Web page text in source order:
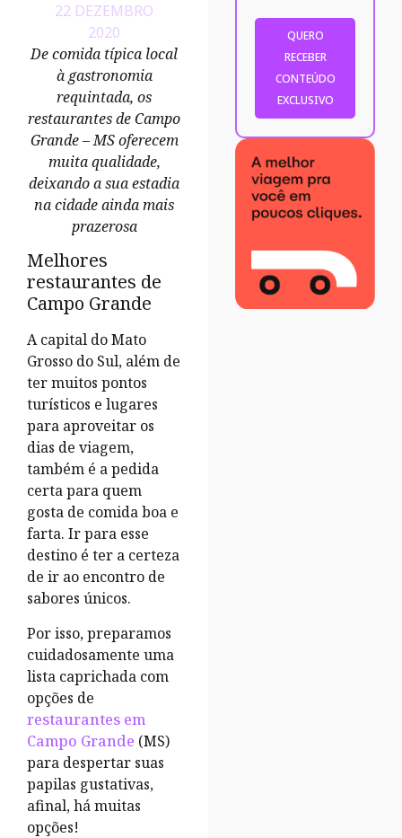
22 DEZEMBRO
2020
De comida típica local
à gastronomia
requintada, os
restaurantes de Campo
Grande – MS oferecem
muita qualidade,
deixando a sua estadia
na cidade ainda mais
prazerosa
Melhores
restaurantes de
Campo Grande
A capital doMato
Grosso do Sul, além de
ter muitos pontos
turísticos e lugares
para aproveitar os
dias de viagem,
também é a pedida
certa para quem
gosta de comida boa e
farta. Ir para esse
destino é ter a certeza
de ir ao encontro de
sabores únicos.
Por isso, preparamos
cuidadosamente uma
lista caprichada com
opções de
restaurantes em
Campo Grande (MS)
para despertar suas
papilas gustativas,
afinal, há muitas
opções!